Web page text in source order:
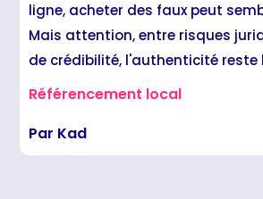
ligne, acheter des faux peut
Mais attention, entre risques
de crédibilité, l'authenticité reste
Référencement local
Par Kad